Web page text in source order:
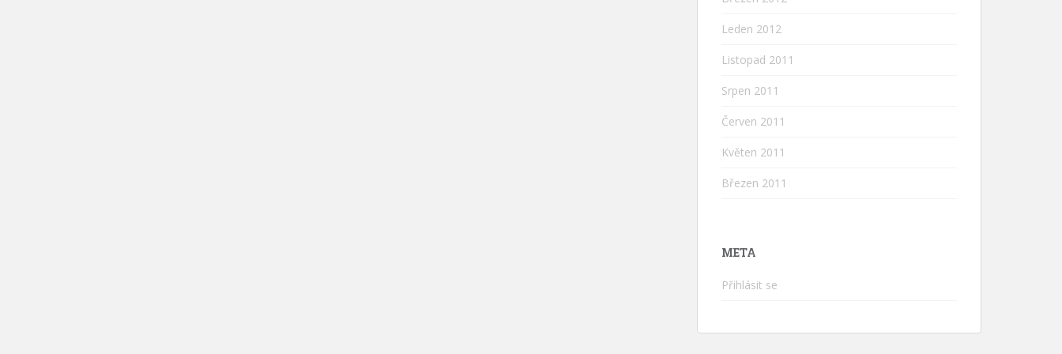
Leden 2012
Listopad 2011
Srpen 2011
Červen 2011
Květen 2011
Březen 2011
META
Přihlásit se